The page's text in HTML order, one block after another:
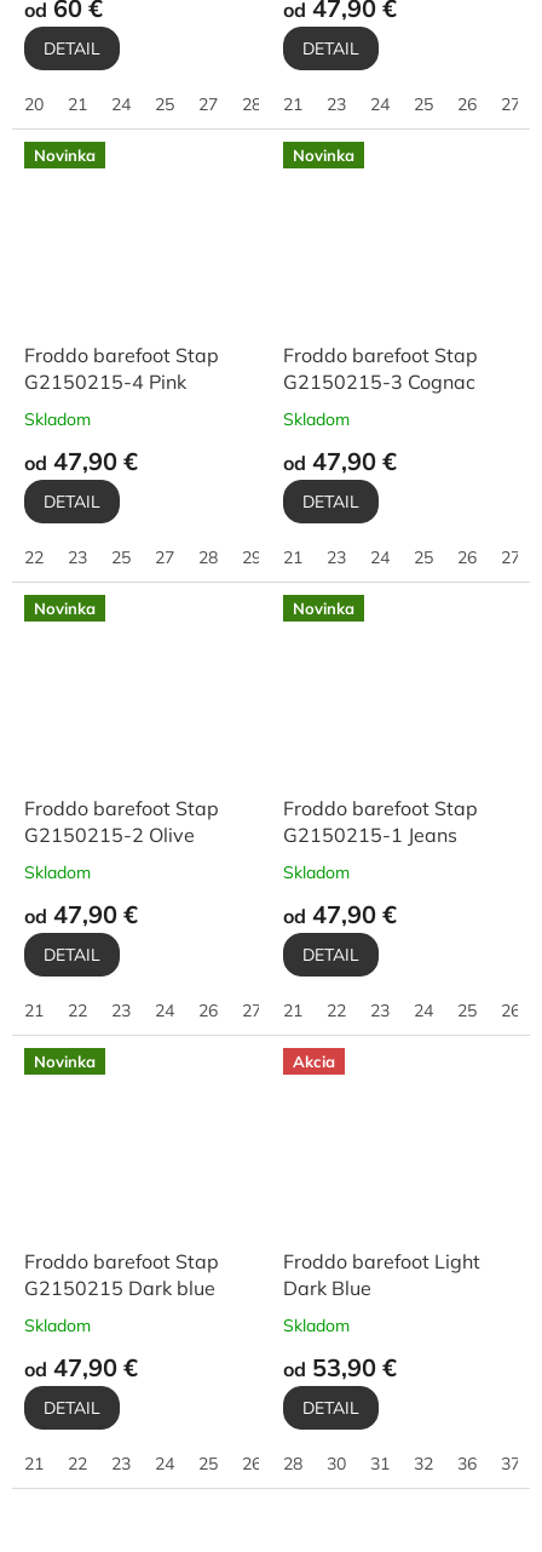
od 60 €
DETAIL
20 21 24 25 27 28 29 30
od 47,90 €
DETAIL
21 23 24 25 26 27
Novinka
Froddo barefoot Stap
G2150215-4 Pink
Skladom
od 47,90 €
DETAIL
22 23 25 27 28 29 30 31
Novinka
Froddo barefoot Stap
G2150215-3 Cognac
Skladom
od 47,90 €
DETAIL
21 23 24 25 26 27
Novinka
Froddo barefoot Stap
G2150215-2 Olive
Skladom
od 47,90 €
DETAIL
21 22 23 24 26 27 28 29 30 31 32
Novinka
Froddo barefoot Stap
G2150215-1 Jeans
Skladom
od 47,90 €
DETAIL
21 22 23 24 25 26
Novinka
Froddo barefoot Stap
G2150215 Dark blue
Skladom
od 47,90 €
DETAIL
21 22 23 24 25 26 27 28 29 30 31 32
Akcia
Froddo barefoot Light
Dark Blue
Skladom
od 53,90 €
DETAIL
28 30 31 32 36 37